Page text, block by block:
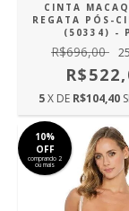
CINTA
REGATA PÓS-
(50334) -
R$696,00 25
5 X DE R$104,40
10%
OFF
comprando 2
ou mais